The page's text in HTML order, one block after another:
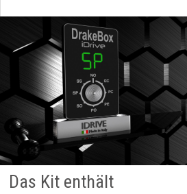
Das Kit enthält